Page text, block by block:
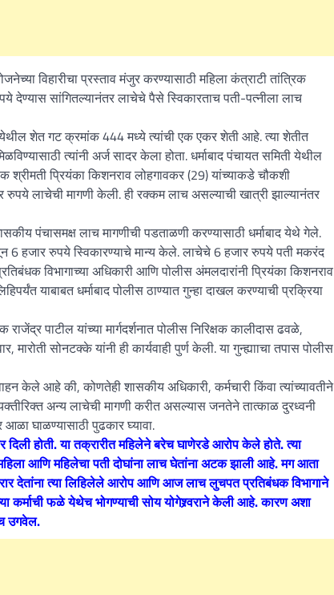
विहारीचा प्रस्ताव मंजुर करण्यासाठी महिला कंत्राटी तांत्रिक
देण्यास सांगितल्यानंतर लाचेचे पैसे स्विकारताच पती-पत्नीला लाच
येथील शेत गट क्रमांक 444 मध्ये त्यांची एक एकर शेती आहे. त्या शेतीत
त्यांनी अर्ज सादर केला होता. धर्माबाद पंचायत समिती येथील
श्रीमती प्रियंका किशनराव लोहगावकर (29) यांच्याकडे चौकशी
रुपये लाचेची मागणी केली. ही रक्कम लाच असल्याची खात्री झाल्यानंतर
पंचासमक्ष लाच मागणीची पडताळणी करण्यासाठी धर्माबाद येथे गेले.
6 हजार रुपये स्विकारण्याचे मान्य केले. लाचेचे 6 हजार रुपये पती मकरंद
विभागाच्या अधिकारी आणि पोलीस अंमलदारांनी प्रियंका किशनराव
याबाबत धर्माबाद पोलीस ठाण्यात गुन्हा दाखल करण्याची प्रक्रिया
पाटील यांच्या मार्गदर्शनात पोलीस निरिक्षक कालीदास ढवळे,
सोनटक्के यांनी ही कार्यवाही पुर्ण केली. या गुन्ह्यााचा तपास पोलीस
केले आहे की, कोणतेही शासकीय अधिकारी, कर्मचारी किंवा त्यांच्यावतीने
अन्य लाचेची मागणी करीत असल्यास जनतेने तात्काळ दुरध्वनी
घाळण्यासाठी पुढकार घ्यावा.
दिली होती. या तक्रारीत महिलेने बरेच घाणेरडे आरोप केले होते. त्या
आणि महिलेचा पती दोघांना लाच घेतांना अटक झाली आहे. मग आता
देतांना त्या लिहिलेले आरोप आणि आज लाच लुचपत प्रतिबंधक विभागाने
फळे येथेच भोगण्याची सोय योगेश्र्वराने केली आहे. कारण अशा
उगवेल.